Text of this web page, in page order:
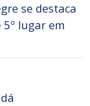
se destaca
5º lugar em